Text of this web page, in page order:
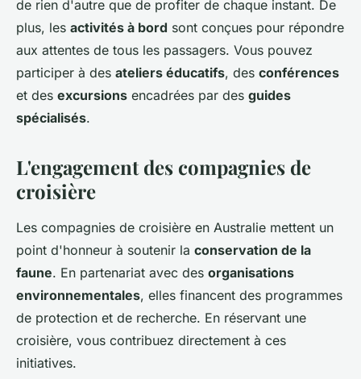
de rien d'autre que de profiter de chaque instant. De
plus, les activités à bord sont conçues pour répondre
aux attentes de tous les passagers. Vous pouvez
participer à des ateliers éducatifs, des conférences
et des excursions encadrées par des guides
spécialisés.
L'engagement des compagnies de
croisière
Les compagnies de croisière en Australie mettent un
point d'honneur à soutenir la conservation de la
faune. En partenariat avec des organisations
environnementales, elles financent des programmes
de protection et de recherche. En réservant une
croisière, vous contribuez directement à ces
initiatives.